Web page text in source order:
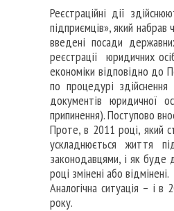
Реєстраційні дії
підприємців», який набрав
введені посади
реєстрації юридичних
економіки відповідно до
по процедурі
документів юридичної
припинення). Поступово
Проте, в 2011 році, який
ускладнюється життя
законодавцями, і як буде
році змінені або відмінені.
Аналогічна ситуація – і в
року.